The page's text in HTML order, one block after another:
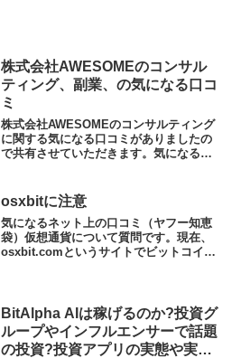
株式会社AWESOMEのコンサル
ティング、副業、の気になる口コ
ミ
株式会社AWESOMEのコンサルティング
に関する気になる口コミがありましたの
で共有させていただきます。気になる口
のコンサルティングで稼がれている方い
らっしゃい...
osxbitに注意
気になるネット上の口コミ（ヤフー知恵
袋）仮想通貨について質問です。現在、
osxbit.comというサイトでビットコイン
型...
BitAlpha AIは稼げるのか?投資グ
ループやインフルエンサーで話題
の投資?投資アプリの実態や実践